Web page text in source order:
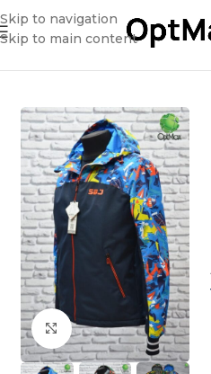
Skip to navigation
Skip to main content
Магазин Весняна куртка –
Клацніть, щоб